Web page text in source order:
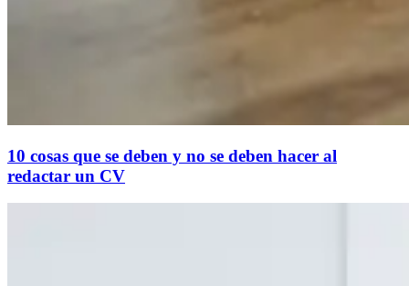
10 cosas que se deben y no se deben hacer al
redactar un CV